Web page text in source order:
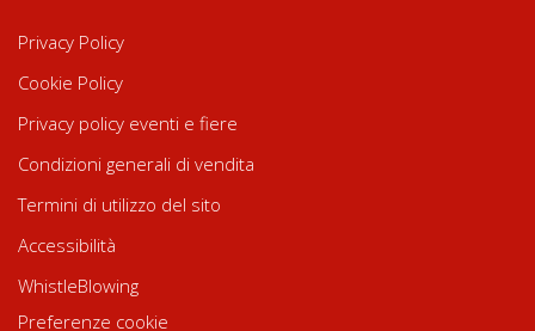
Privacy Policy
Cookie Policy
Privacy policy eventi e fiere
Condizioni generali di vendita
Termini di utilizzo del sito
Accessibilità
WhistleBlowing
Preferenze cookie